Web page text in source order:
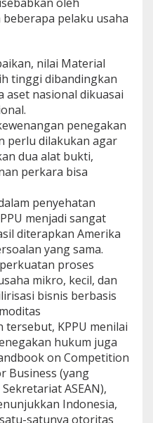
pelaku usaha
nilai Material
tinggi dibandingkan
aset nasional dikuasai
penegakan
perlu dilakukan agar
dua alat bukti,
perkara bisa
penyehatan
menjadi sangat
diterapkan Amerika
yang sama.
proses
mikro, kecil, dan
bisnis berbasis
tersebut, KPPU menilai
hukum juga
on Competition
Business (yang
ASEAN),
Indonesia,
satunya otoritas